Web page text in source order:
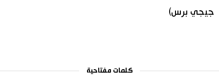
جيجي برس)
كلمات مفتاحية